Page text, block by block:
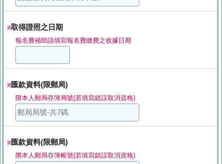
※取得證照之日期
報名費補助請填寫報名費繳費之收據日期
※匯款資料(限郵局)
限本人郵局存簿局號(若填寫錯誤取消資格)
※匯款資料(限郵局)
限本人郵局存簿帳號(若填寫錯誤取消資格)